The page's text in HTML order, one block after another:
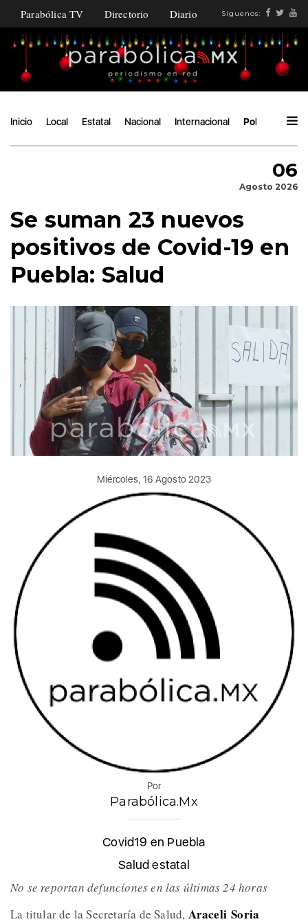
Parabólica TV Directorio Diario Síguenos:
Inicio Local Estatal Nacional Internacional Política
06
Agosto 2026
Se suman 23 nuevos
positivos de Covid-19 en
Puebla: Salud
Miércoles, 16 Agosto 2023
Por
Parabólica.Mx
Covid19 en Puebla
Salud estatal
No se reportan defunciones en las últimas 24 horas
La titular de la Secretaría de Salud, Araceli Soria